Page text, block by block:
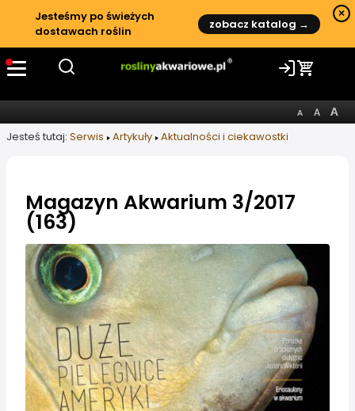
Jesteśmy po świeżych
dostawach roślin
zobacz katalog →
×
Jesteś tutaj: Serwis Artykuły Aktualności i ciekawostki
Magazyn Akwarium 3/2017
(163)